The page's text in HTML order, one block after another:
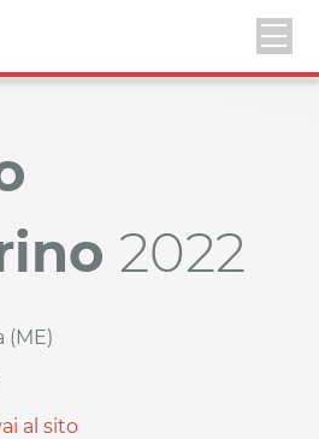
2022
(ME)
al sito